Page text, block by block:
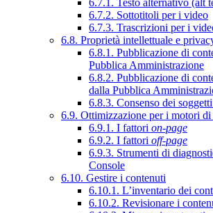
6.7.2. Sottotitoli per i video
6.7.3. Trascrizioni per i
6.8. Proprietà intellettuale e
6.8.1. Pubblicazione di
Pubblica Amministrazione
6.8.2. Pubblicazione di
dalla Pubblica
6.8.3. Consenso dei
6.9. Ottimizzazione per i motori
6.9.1. I fattori on-page
6.9.2. I fattori off-page
6.9.3. Strumenti di
Console
6.10. Gestire i contenuti
6.10.1. L’inventario dei
6.10.2. Revisionare i